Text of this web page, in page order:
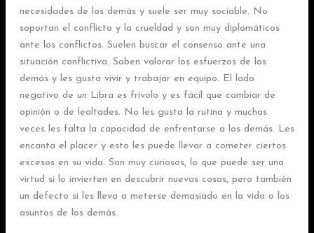
necesidades de los demás y suele ser muy sociable. No
soportan el conflicto y la crueldad y son muy diplomáticos
ante los conflictos. Suelen buscar el consenso ante una
situación conflictiva. Saben valorar los esfuerzos de los
demás y les gusta vivir y trabajar en equipo. El lado
negativo de un Libra es frívolo y es fácil que cambiar de
opinión o de lealtades. No les gusta la rutina y muchas
veces les falta la capacidad de enfrentarse a los demás. Les
encanta el placer y esto les puede llevar a cometer ciertos
excesos en su vida. Son muy curiosos, lo que puede ser una
virtud si lo invierten en descubrir nuevas cosas, pero también
un defecto si les lleva a meterse demasiado en la vida o los
asuntos de los demás.